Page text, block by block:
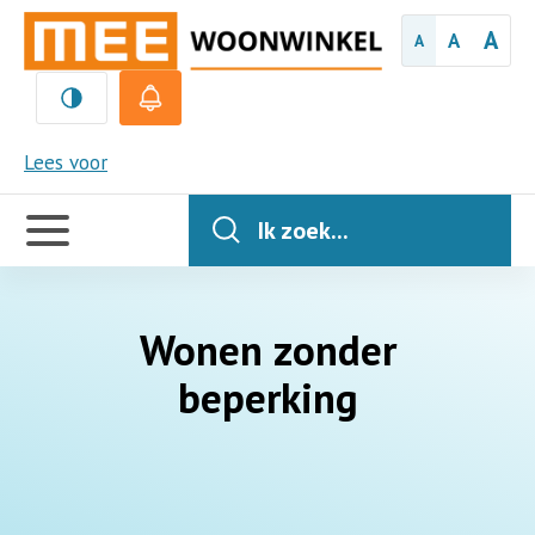
A A A
Lees voor
MEE
Handige
links
Ik zoek...
Wonen zonder
beperking